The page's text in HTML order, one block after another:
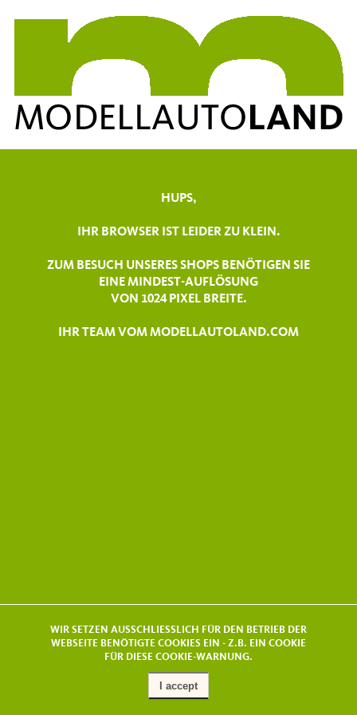
HUPS,
IHR BROWSER IST LEIDER ZU KLEIN.
ZUM BESUCH UNSERES SHOPS BENÖTIGEN SIE
EINE MINDEST-AUFLÖSUNG
VON 1024 PIXEL BREITE.
IHR TEAM VOM MODELLAUTOLAND.COM
WIR SETZEN AUSSCHLIESSLICH FÜR DEN BETRIEB DER
WEBSEITE BENÖTIGTE COOKIES EIN - Z.B. EIN COOKIE
FÜR DIESE COOKIE-WARNUNG.
I accept